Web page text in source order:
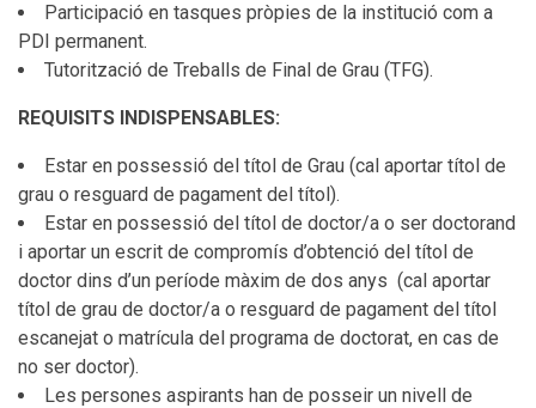
Participació en tasques pròpies de la institució com a
PDI permanent.
Tutorització de Treballs de Final de Grau (TFG).
REQUISITS INDISPENSABLES:
Estar en possessió del títol de Grau (cal aportar títol de
grau o resguard de pagament del títol).
Estar en possessió del títol de doctor/a o ser doctorand
i aportar un escrit de compromís d’obtenció del títol de
doctor dins d’un període màxim de dos anys (cal aportar
títol de grau de doctor/a o resguard de pagament del títol
escanejat o matrícula del programa de doctorat, en cas de
no ser doctor).
Les persones aspirants han de posseir un nivell de